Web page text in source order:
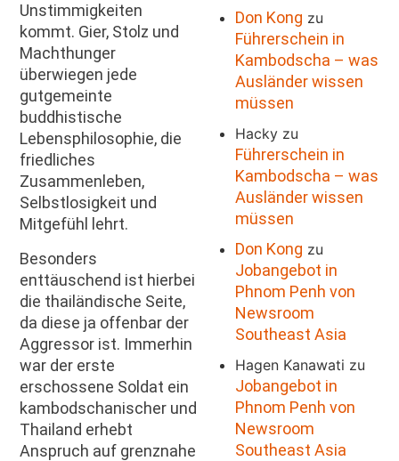
Unstimmigkeiten
kommt. Gier, Stolz und
Machthunger
überwiegen jede
gutgemeinte
buddhistische
Lebensphilosophie, die
friedliches
Zusammenleben,
Selbstlosigkeit und
Mitgefühl lehrt.
Besonders
enttäuschend ist hierbei
die thailändische Seite,
da diese ja offenbar der
Aggressor ist. Immerhin
war der erste
erschossene Soldat ein
kambodschanischer und
Thailand erhebt
Anspruch auf grenznahe
Don Kong zu
Führerschein in
Kambodscha – was
Ausländer wissen
müssen
Hacky zu
Führerschein in
Kambodscha – was
Ausländer wissen
müssen
Don Kong zu
Jobangebot in
Phnom Penh von
Newsroom
Southeast Asia
Hagen Kanawati zu
Jobangebot in
Phnom Penh von
Newsroom
Southeast Asia